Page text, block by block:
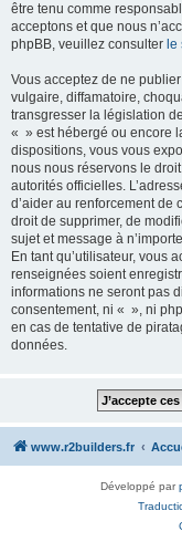
être tenu comme
acceptons et que nous
phpBB, veuillez consulter
Vous acceptez de ne
vulgaire, diffamatoire,
transgresser la législation
« » est hébergé ou encore
dispositions, vous vous
nous nous réservons le
autorités officielles.
d’aider au renforcement de
droit de supprimer, de
sujet et message à
En tant qu’utilisateur, vous
renseignées soient
informations ne seront pas
consentement, ni « », ni
en cas de tentative de
données.
www.r2builders.fr
Développé par